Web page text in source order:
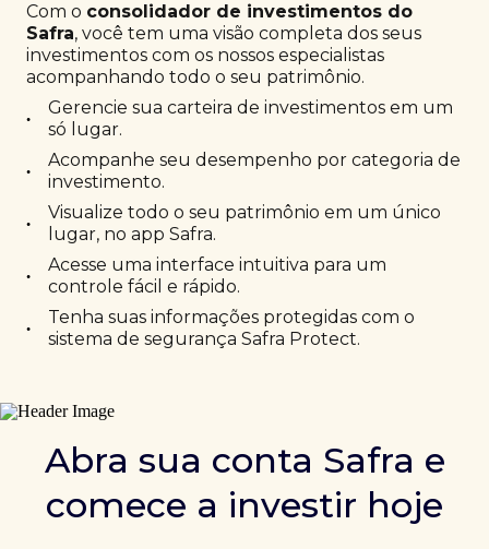
Com o consolidador de investimentos do
Safra, você tem uma visão completa dos seus
investimentos com os nossos especialistas
acompanhando todo o seu patrimônio.
•
Gerencie sua carteira de investimentos em um
só lugar.
•
Acompanhe seu desempenho por categoria de
investimento.
•
Visualize todo o seu patrimônio em um único
lugar, no app Safra.
•
Acesse uma interface intuitiva para um
controle fácil e rápido.
•
Tenha suas informações protegidas com o
sistema de segurança Safra Protect.
Abra sua conta Safra e
comece a investir hoje